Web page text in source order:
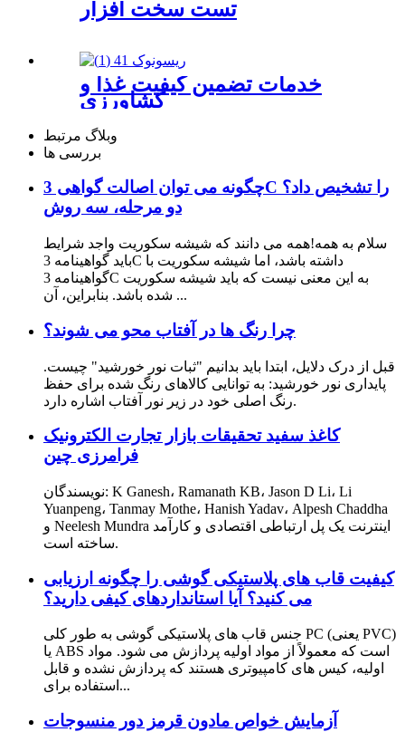
تست سخت افزار
خدمات تضمین کیفیت غذا و
کشاورزی
وبلاگ مرتبط
بررسی ها
چگونه می توان اصالت گواهی 3C را تشخیص داد؟
دو مرحله، سه روش
سلام به همه!همه می دانند که شیشه سکوریت واجد شرایط
باید گواهینامه 3C داشته باشد، اما شیشه سکوریت با
گواهینامه 3C به این معنی نیست که باید شیشه سکوریت
شده باشد. بنابراین، آن ...
چرا رنگ ها در آفتاب محو می شوند؟
قبل از درک دلایل، ابتدا باید بدانیم "ثبات نور خورشید" چیست.
پایداری نور خورشید: به توانایی کالاهای رنگ شده برای حفظ
رنگ اصلی خود در زیر نور آفتاب اشاره دارد.
کاغذ سفید تحقیقات بازار تجارت الکترونیک
فرامرزی چین
نویسندگان: K Ganesh، Ramanath KB، Jason D Li، Li
Yuanpeng، Tanmay Mothe، Hanish Yadav، Alpesh Chaddha
و Neelesh Mundra اینترنت یک پل ارتباطی اقتصادی و کارآمد
ساخته است.
کیفیت قاب های پلاستیکی گوشی را چگونه ارزیابی
می کنید؟ آیا استانداردهای کیفی دارید؟
جنس قاب های پلاستیکی گوشی به طور کلی PC (یعنی PVC)
یا ABS است که معمولاً از مواد اولیه پردازش می شود. مواد
اولیه، کیس های کامپیوتری هستند که پردازش نشده و قابل
استفاده برای...
آزمایش خواص مادون قرمز دور منسوجات